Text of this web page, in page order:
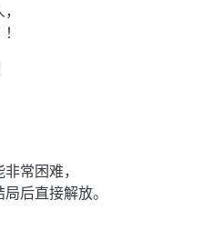
常困难，
后直接解放。